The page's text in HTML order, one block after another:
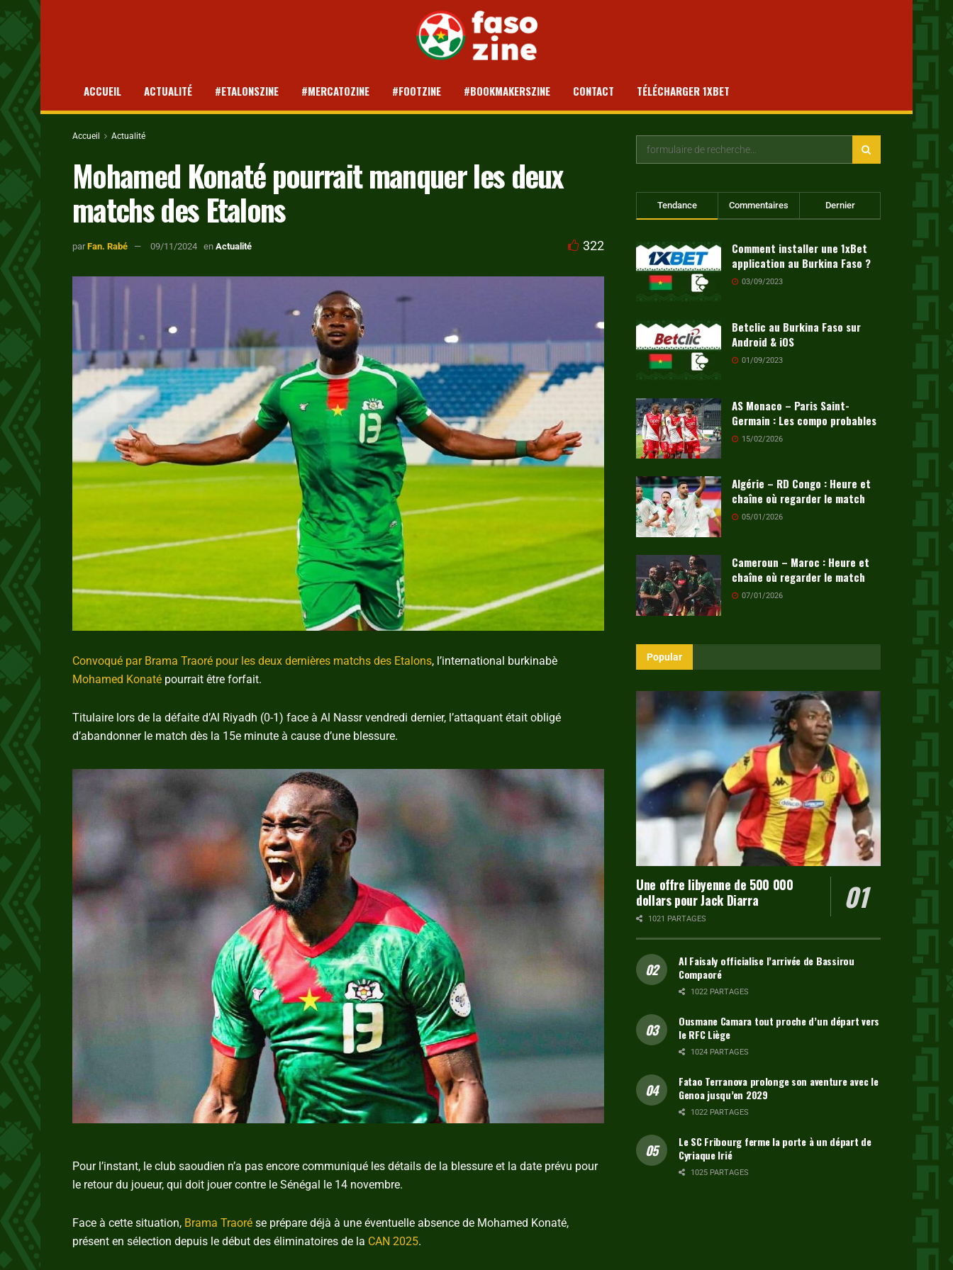
ACCUEIL ACTUALITÉ #ETALONSZINE #MERCATOZINE #FOOTZINE #BOOKMAKERSZINE CONTACT TÉLÉCHARGER 1XBET
Accueil Actualité
Mohamed Konaté pourrait manquer les deux
matchs des Etalons
par Fan. Rabé 09/11/2024 en Actualité 322
Convoqué par Brama Traoré pour les deux dernières matchs des Etalons, l’international burkinabè
Mohamed Konaté pourrait être forfait.
Titulaire lors de la défaite d’Al Riyadh (0-1) face à Al Nassr vendredi dernier, l’attaquant était obligé
d’abandonner le match dès la 15e minute à cause d’une blessure.
Pour l’instant, le club saoudien n’a pas encore communiqué les détails de la blessure et la date prévu pour
le retour du joueur, qui doit jouer contre le Sénégal le 14 novembre.
Face à cette situation, Brama Traoré se prépare déjà à une éventuelle absence de Mohamed Konaté,
présent en sélection depuis le début des éliminatoires de la CAN 2025.
Tendance Commentaires Dernier
Comment installer une 1xBet
application au Burkina Faso ?
03/09/2023
Betclic au Burkina Faso sur
Android & iOS
01/09/2023
AS Monaco – Paris Saint-
Germain : Les compo probables
15/02/2026
Algérie – RD Congo : Heure et
chaîne où regarder le match
05/01/2026
Cameroun – Maroc : Heure et
chaîne où regarder le match
07/01/2026
Popular
Une offre libyenne de 500 000
dollars pour Jack Diarra
1021 PARTAGES
Al Faisaly officialise l’arrivée de Bassirou
Compaoré
1022 PARTAGES
Ousmane Camara tout proche d’un départ vers
le RFC Liège
1024 PARTAGES
Fatao Terranova prolonge son aventure avec le
Genoa jusqu’en 2029
1022 PARTAGES
Le SC Fribourg ferme la porte à un départ de
Cyriaque Irié
1025 PARTAGES